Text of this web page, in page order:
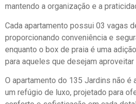
mantendo a organização e a
Cada apartamento possui 03 vagas
proporcionando conveniência e
enquanto o box de praia é uma
para aqueles que desejam
O apartamento do 135 Jardins não é
um refúgio de luxo, projetado para